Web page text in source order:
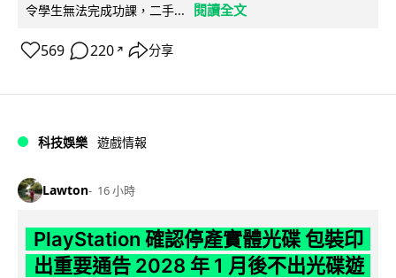
令學生無法完成功課，二手...
閱讀全文
569 220 ↗ 分享
科技娛樂 遊戲情報
Lawton 16 小時
PlayStation 確認停產實體光碟 包裝印
出重要通告 2028 年 1 月後不出光碟遊